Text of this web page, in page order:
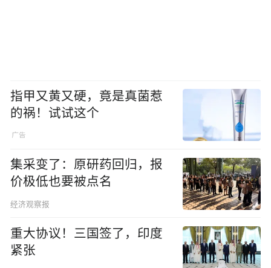
指甲又黄又硬，竟是真菌惹
的祸！试试这个
集采变了：原研药回归，报
价极低也要被点名
经济观察报
重大协议！三国签了，印度
紧张